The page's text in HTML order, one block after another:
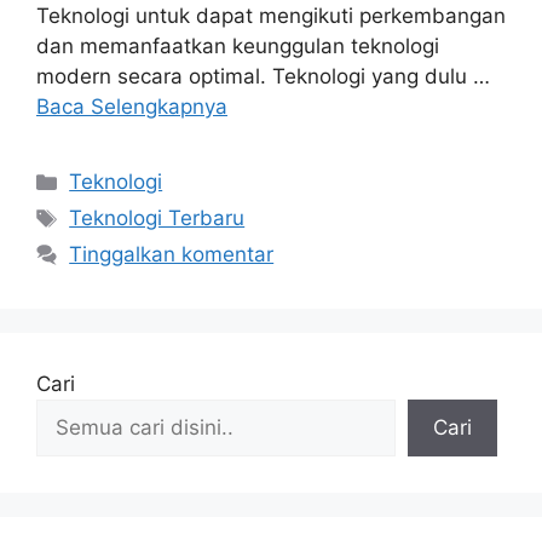
Teknologi untuk dapat mengikuti perkembangan
dan memanfaatkan keunggulan teknologi
modern secara optimal. Teknologi yang dulu …
Baca Selengkapnya
Kategori
Teknologi
Tag
Teknologi Terbaru
Tinggalkan komentar
Cari
Cari